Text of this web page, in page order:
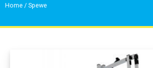
Home / Spewe